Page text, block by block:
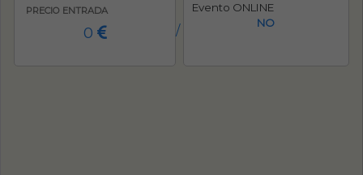
PRECIO ENTRADA
0 /
Evento ONLINE
NO